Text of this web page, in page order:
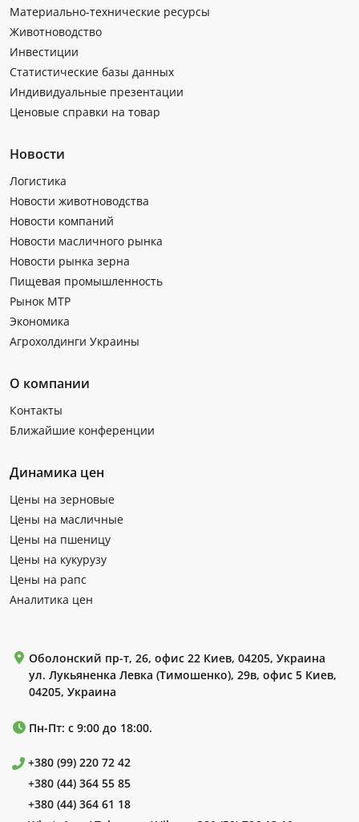
Материально-технические ресурсы
Животноводство
Инвестиции
Статистические базы данных
Индивидуальные презентации
Ценовые справки на товар
Новости
Логистика
Новости животноводства
Новости компаний
Новости масличного рынка
Новости рынка зерна
Пищевая промышленность
Рынок МТР
Экономика
Агрохолдинги Украины
О компании
Контакты
Ближайшие конференции
Динамика цен
Цены на зерновые
Цены на масличные
Цены на пшеницу
Цены на кукурузу
Цены на рапс
Аналитика цен
Оболонский пр-т, 26, офис 22 Киев, 04205, Украина
ул. Лукьяненка Левка (Тимошенко), 29в, офис 5 Киев,
04205, Украина
Пн-Пт: с 9:00 до 18:00.
+380 (99) 220 72 42
+380 (44) 364 55 85
+380 (44) 364 61 18